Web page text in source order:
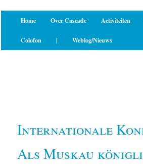
Home Over Cascade Activiteiten
Colofon | Weblog/Nieuws
Internationale
Als Muskau